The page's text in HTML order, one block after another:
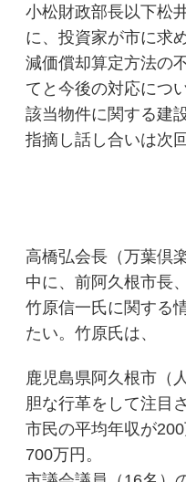
小松財政部長以下松
に、投資家が市に求
減価償却算定方法の
てと今後の対応につ
該当物件に関する建
指摘し話し合いは次
高橋弘会長（万葉倶
中に、前阿久根市長、
竹原信一氏に関する
たい。竹原氏は、
鹿児島県阿久根市（
胆な行革をして注目
市民の平均年収が
700万円。